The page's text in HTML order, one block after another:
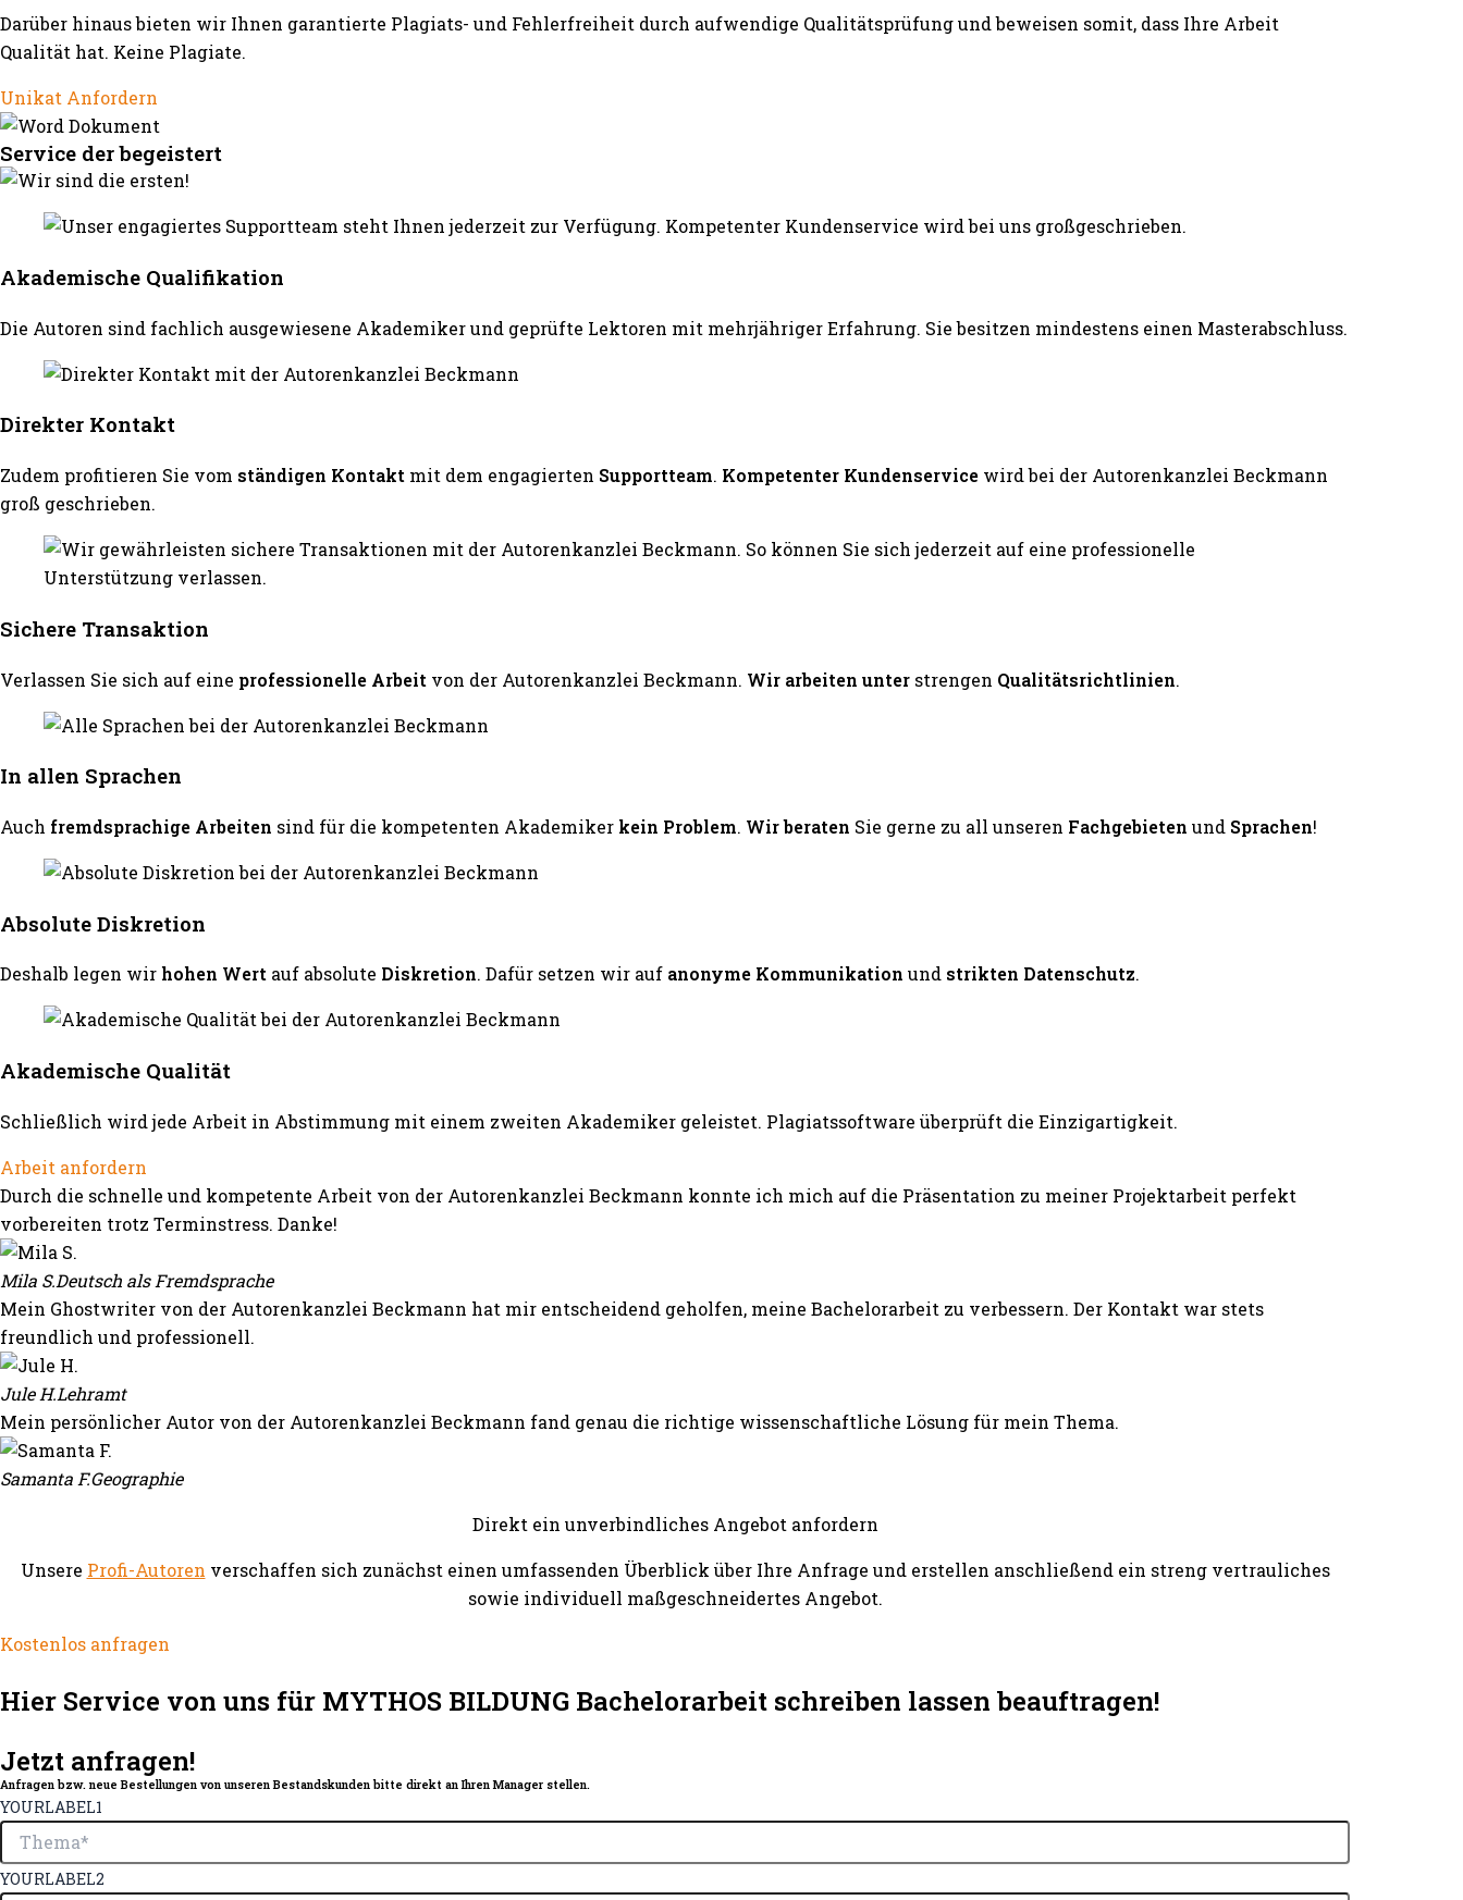
Darüber hinaus bieten wir Ihnen garantierte Plagiats- und Fehlerfreiheit durch aufwendige Qualitätsprüfung und beweisen somit, dass Ihre Arbeit
Qualität hat. Keine Plagiate.
Unikat Anfordern
Service der begeistert
Akademische Qualifikation
Die Autoren sind fachlich ausgewiesene Akademiker und geprüfte Lektoren mit mehrjähriger Erfahrung. Sie besitzen mindestens einen Masterabschluss.
Direkter Kontakt
Zudem profitieren Sie vom ständigen Kontakt mit dem engagierten Supportteam. Kompetenter Kundenservice wird bei der Autorenkanzlei Beckmann
groß geschrieben.
Sichere Transaktion
Verlassen Sie sich auf eine professionelle Arbeit von der Autorenkanzlei Beckmann. Wir arbeiten unter strengen Qualitätsrichtlinien.
In allen Sprachen
Auch fremdsprachige Arbeiten sind für die kompetenten Akademiker kein Problem. Wir beraten Sie gerne zu all unseren Fachgebieten und Sprachen!
Absolute Diskretion
Deshalb legen wirhohen Wert auf absolute Diskretion. Dafür setzen wir auf anonyme Kommunikation und strikten Datenschutz.
Akademische Qualität
Schließlich wird jede Arbeit in Abstimmung mit einem zweiten Akademiker geleistet. Plagiatssoftware überprüft die Einzigartigkeit.
Arbeit anfordern
Durch die schnelle und kompetente Arbeit von der Autorenkanzlei Beckmann konnte ich mich auf die Präsentation zu meiner Projektarbeit perfekt
vorbereiten trotz Terminstress. Danke!
Mila S.Deutsch als Fremdsprache
Mein Ghostwriter von der Autorenkanzlei Beckmann hat mir entscheidend geholfen, meine Bachelorarbeit zu verbessern. Der Kontakt war stets
freundlich und professionell.
Jule H.Lehramt
Mein persönlicher Autor von der Autorenkanzlei Beckmann fand genau die richtige wissenschaftliche Lösung für mein Thema.
Samanta F.Geographie
Direkt ein unverbindliches Angebot anfordern
Unsere Profi-Autoren verschaffen sich zunächst einen umfassenden Überblick über Ihre Anfrage und erstellen anschließend ein streng vertrauliches
sowie individuell maßgeschneidertes Angebot.
Kostenlos anfragen
Hier Service von uns für MYTHOS BILDUNG Bachelorarbeit schreiben lassen beauftragen!
Jetzt anfragen!
Anfragen bzw. neue Bestellungen von unseren Bestandskunden bitte direkt an Ihren Manager stellen.
YOURLABEL1
YOURLABEL2